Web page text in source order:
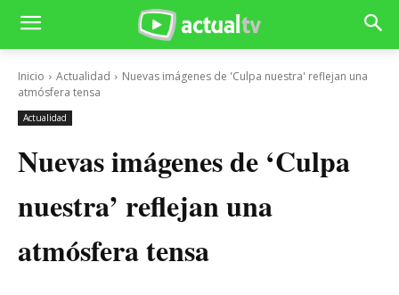
Inicio Actualidad
Nuevas imágenes de 'Culpa nuestra' reflejan una
atmósfera tensa
Actualidad
Nuevas imágenes de ‘Culpa
nuestra’ reflejan una
atmósfera tensa